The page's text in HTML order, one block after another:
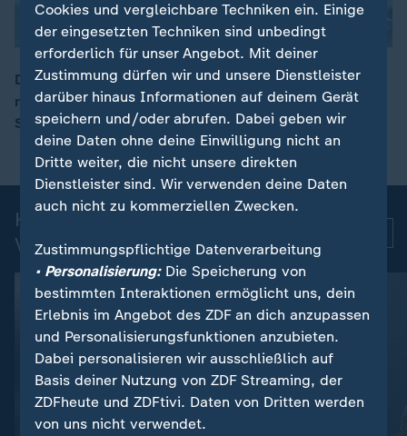
Die politisch motivierte Kriminalität hat 2025 einen
neuen Höchststand erreicht. Das geht aus einer
Statistik des Bundeskriminalamts hervor.
Kurznachrichten: Aktuelle
Videos
Cookies und vergleichbare Techniken ein. Einige
der eingesetzten Techniken sind unbedingt
erforderlich für unser Angebot. Mit deiner
Zustimmung dürfen wir und unsere Dienstleister
darüber hinaus Informationen auf deinem Gerät
speichern und/oder abrufen. Dabei geben wir
deine Daten ohne deine Einwilligung nicht an
Dritte weiter, die nicht unsere direkten
Dienstleister sind. Wir verwenden deine Daten
auch nicht zu kommerziellen Zwecken.
Zustimmungspflichtige Datenverarbeitung
• Personalisierung:Die Speicherung von
bestimmten Interaktionen ermöglicht uns, dein
Erlebnis im Angebot des ZDF an dich anzupassen
und Personalisierungsfunktionen anzubieten.
Dabei personalisieren wir ausschließlich auf
Basis deiner Nutzung von ZDF Streaming, der
ZDFheute und ZDFtivi. Daten von Dritten werden
von uns nicht verwendet.